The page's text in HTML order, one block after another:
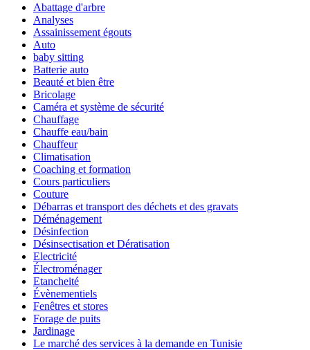
Abattage d'arbre
Analyses
Assainissement égouts
Auto
baby sitting
Batterie auto
Beauté et bien être
Bricolage
Caméra et système de sécurité
Chauffage
Chauffe eau/bain
Chauffeur
Climatisation
Coaching et formation
Cours particuliers
Couture
Débarras et transport des déchets et des gravats
Déménagement
Désinfection
Désinsectisation et Dératisation
Electricité
Électroménager
Etancheité
Évènementiels
Fenêtres et stores
Forage de puits
Jardinage
Le marché des services à la demande en Tunisie